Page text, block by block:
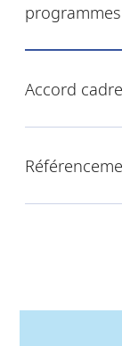
Accord cadre